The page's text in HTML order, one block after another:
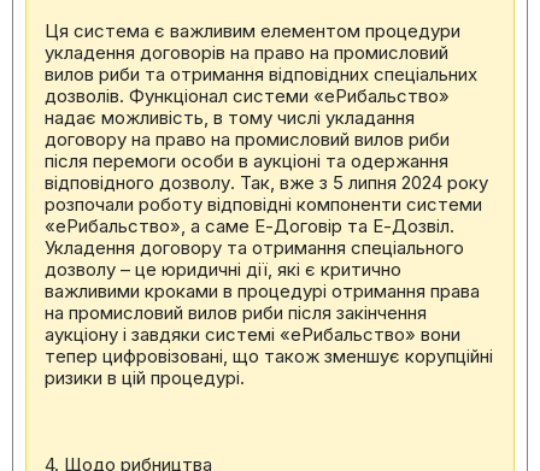
Ця система є важливим елементом процедури
укладення договорів на право на промисловий
вилов риби та отримання відповідних спеціальних
дозволів. Функціонал системи «еРибальство»
надає можливість, в тому числі укладання
договору на право на промисловий вилов риби
після перемоги особи в аукціоні та одержання
відповідного дозволу. Так, вже з 5 липня 2024 року
розпочали роботу відповідні компоненти системи
«еРибальство», а саме Е-Договір та Е-Дозвіл.
Укладення договору та отримання спеціального
дозволу – це юридичні дії, які є критично
важливими кроками в процедурі отримання права
на промисловий вилов риби після закінчення
аукціону і завдяки системі «еРибальство» вони
тепер цифровізовані, що також зменшує корупційні
ризики в цій процедурі.
4. Щодо рибництва